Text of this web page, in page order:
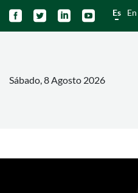
    Es En
Sábado, 8 Agosto 2026